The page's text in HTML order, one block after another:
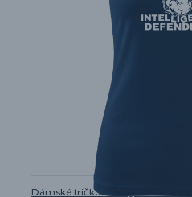
Dámské tričko Intelligent Defender